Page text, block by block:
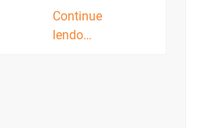
Continue
lendo…